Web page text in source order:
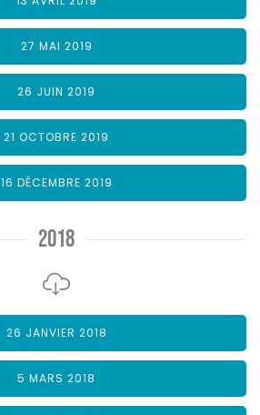
27 MAI 2019
26 JUIN 2019
21 OCTOBRE 2019
16 DÉCEMBRE 2019
2018
26 JANVIER 2018
5 MARS 2018